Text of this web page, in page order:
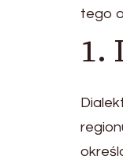
tego
1.